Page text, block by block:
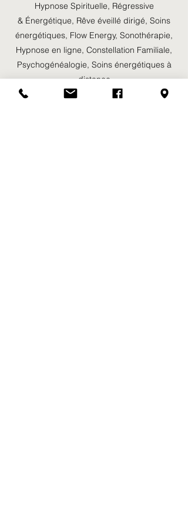
Hypnose Spirituelle, Régressive
& Énergétique, Rêve éveillé dirigé, Soins
énergétiques, Flow Energy, Sonothérapie,
Hypnose en ligne, Constellation Familiale,
Psychogénéalogie, Soins énergétiquesà
distance
Formations :Formation Constellations